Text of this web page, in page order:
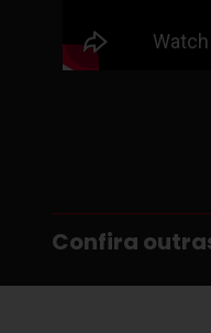
Confira